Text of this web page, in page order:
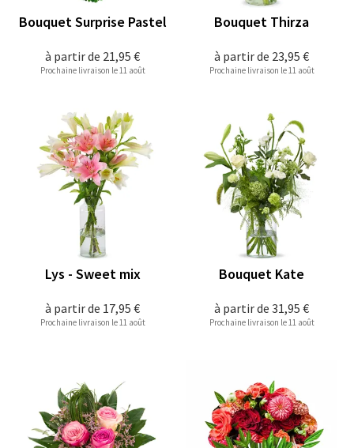
à partir de 21,95 €
Bouquet Surprise Pastel
Prochaine livraison le 11 août
à partir de 23,95 €
Bouquet Thirza
Prochaine livraison le 11 août
à partir de 17,95 €
Lys - Sweet mix
Prochaine livraison le 11 août
à partir de 31,95 €
Bouquet Kate
Prochaine livraison le 11 août